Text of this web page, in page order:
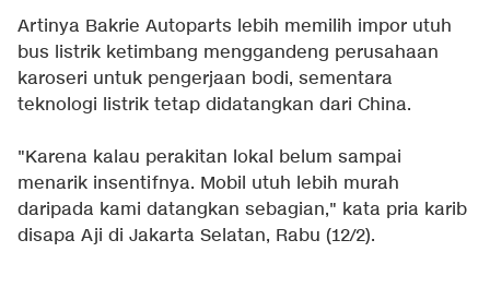
Artinya Bakrie Autoparts lebih memilih impor utuh
bus listrik ketimbang menggandeng perusahaan
karoseri untuk pengerjaan bodi, sementara
teknologi listrik tetap didatangkan dari China.
"Karena kalau perakitan lokal belum sampai
menarik insentifnya. Mobil utuh lebih murah
daripada kami datangkan sebagian," kata pria karib
disapa Aji di Jakarta Selatan, Rabu (12/2).